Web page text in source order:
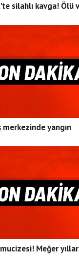
silahlı kavga! Ölü
merkezinde yangın
Meğer